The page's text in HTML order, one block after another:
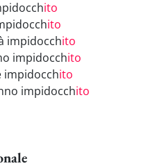
ito
ito
impidocchito
impidocchito
impidocchito
impidocchito